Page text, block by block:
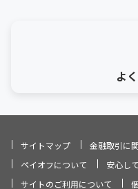
よ
サイトマップ
金融取引に
ペイオフについて
安心し
サイトのご利用について